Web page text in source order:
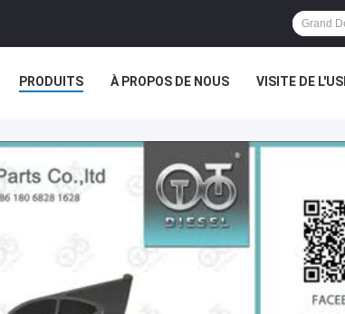
PRODUITS À PROPOS DE NOUS VISITE DE